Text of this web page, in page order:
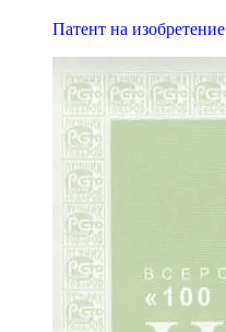
Патент на изобретение